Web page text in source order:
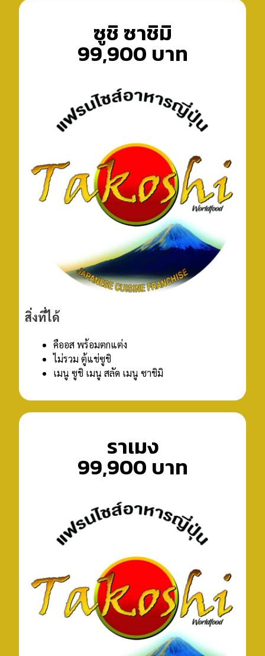
ซูชิ ซาชิมิ
99,900 บาท
สิ่งที่ได้
คืออส พร้อมตกแต่ง
ไม่รวม ตู้แช่ซูชิ
เมนู ซูชิ เมนู สลัด เมนู ซาชิมิ
ราเมง
99,900 บาท